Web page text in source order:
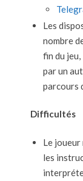
Les
nombre
fin du
par un
parcours
Difficultés
Le
les